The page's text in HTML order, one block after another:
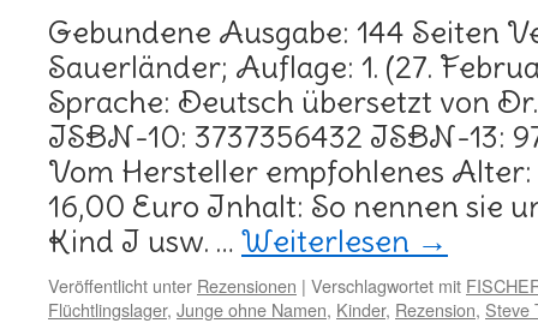
Gebundene Ausgabe: 144 Seiten
Sauerländer; Auflage: 1. (27.
Sprache: Deutsch übersetzt von
ISBN-10: 3737356432 ISBN-13:
Vom Hersteller empfohlenes
16,00 Euro Inhalt: So nennen sie
Kind I usw. … Weiterlesen →
Veröffentlicht unter Rezensionen | Verschlagwortet mit
Flüchtlingslager, Junge ohne Namen, Kinder, Rezension, Steve